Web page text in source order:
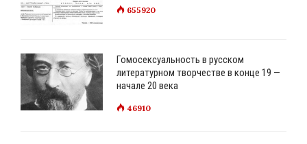
655920
Гомосексуальность в русском
литературном творчестве в конце 19 —
начале 20 века
46910